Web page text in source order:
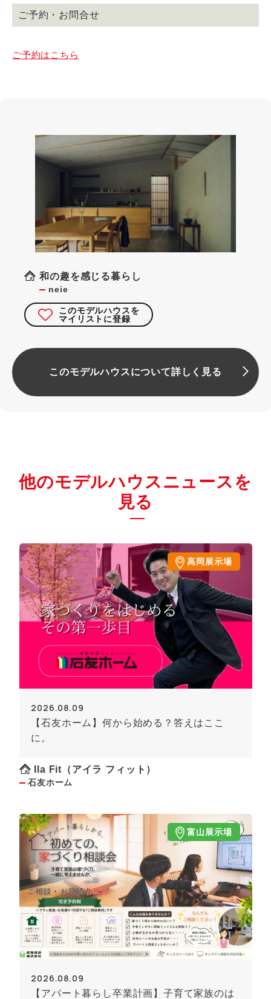
ご予約・お問合せ
ご予約はこちら
和の趣を感じる暮らし
neie
このモデルハウスを
マイリストに登録
このモデルハウスについて詳しく見る
他のモデルハウスニュースを
見る
高岡展示場
2026.08.09
【石友ホーム】何から始める？答えはここ
に。
Ila Fit（アイラ フィット）
石友ホーム
富山展示場
2026.08.09
【アパート暮らし卒業計画】子育て家族のは